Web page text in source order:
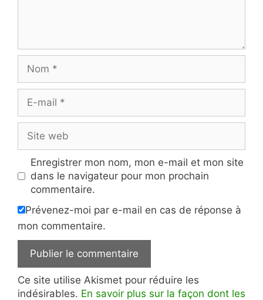
mail
web
Enregistrer mon nom, mon e-mail et mon site
dans le navigateur pour mon prochain
commentaire.
Prévenez-moi par e-mail en cas de réponse à
mon commentaire.
Ce site utilise Akismet pour réduire les
indésirables. En savoir plus sur la façon dont les